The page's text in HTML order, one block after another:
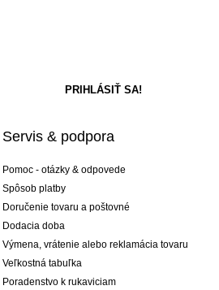
Servis & podpora
Pomoc - otázky & odpovede
Spôsob platby
Doručenie tovaru a poštovné
Dodacia doba
Výmena, vrátenie alebo reklamácia tovaru
Veľkostná tabuľka
Poradenstvo k rukaviciam